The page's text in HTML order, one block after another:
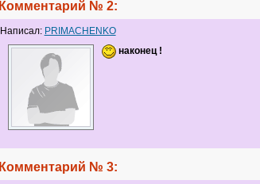
Комментарий № 2:
Написал: PRIMACHENKO
наконец !
Комментарий № 3: